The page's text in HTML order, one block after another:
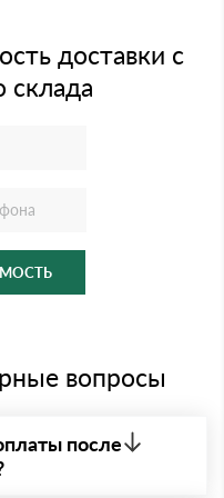
доставки с
склада
вопросы
после